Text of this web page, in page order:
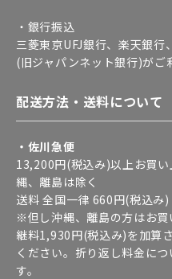
・銀行振込
三菱東京UFJ銀行、楽天銀行
(旧ジャパンネット銀行)がご
配送方法・送料について
・佐川急便
13,200円(税込み)以上お買
縄、離島は除く
送料 全国一律 660円(税込み)
※但し沖縄、離島の方はお
継料1,930円(税込み)を加算
ください。折り返し料金に
す。